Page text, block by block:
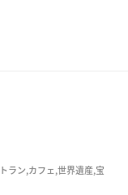
ラン,カフェ,世界遺産,宝